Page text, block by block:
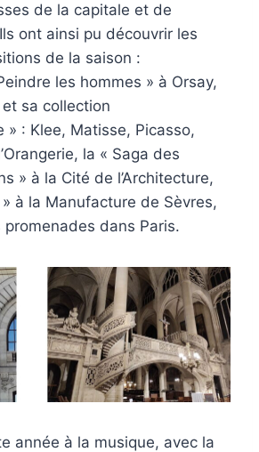
de la capitale et de
ont ainsi pu découvrir les
de la saison :
les hommes » à Orsay,
sa collection
» : Klee, Matisse, Picasso,
la « Saga des
» à la Cité de l’Architecture,
à la Manufacture de Sèvres,
dans Paris.
année à la musique, avec la